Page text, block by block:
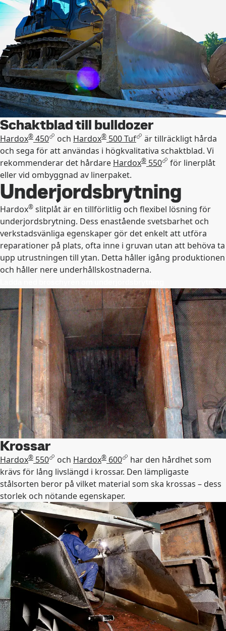
Schaktblad till bulldozer
Hardox® 450 och Hardox® 500 Tuf
är tillräckligt hårda
och sega för att användas i högkvalitativa schaktblad. Vi
rekommenderar det hårdare Hardox® 550
för linerplåt
eller vid ombyggnad av linerpaket.
Underjordsbrytning
Hardox® slitplåt är en tillförlitlig och flexibel lösning för
underjordsbrytning. Dess enastående svetsbarhet och
verkstadsvänliga egenskaper gör det enkelt att utföra
reparationer på plats, ofta inne i gruvan utan att behöva ta
upp utrustningen till ytan. Detta håller igång produktionen
och håller nere underhållskostnaderna.
Krossar
Hardox® 550 och Hardox® 600
har den hårdhet som
krävs för lång livslängd i krossar. Den lämpligaste
stålsorten beror på vilket material som ska krossas – dess
storlek och nötande egenskaper.